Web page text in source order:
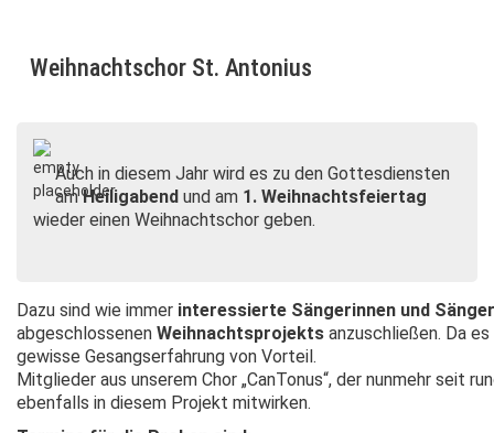
Weihnachtschor St. Antonius
Auch in diesem Jahr wird es zu den Gottesdiensten
amHeiligabend und am 1. Weihnachtsfeiertag
wieder einen Weihnachtschor geben.
Dazu sind wie immer interessierte Sängerinnen und
abgeschlossenen Weihnachtsprojekts anzuschließen. Da
gewisse Gesangserfahrung von Vorteil.
Mitglieder aus unserem Chor „CanTonus“, der nunmehr seit
ebenfalls in diesem Projekt mitwirken.